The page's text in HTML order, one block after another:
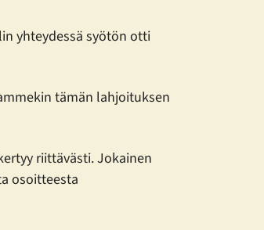
yhteydessä syötön otti
tämän lahjoituksen
riittävästi. Jokainen
osoitteesta